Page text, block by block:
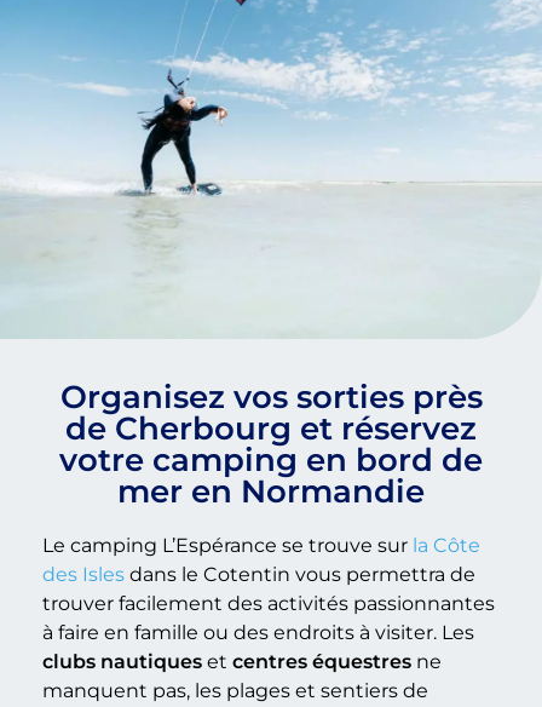
Organisez vos sorties près
de Cherbourg et réservez
votre camping en bord de
mer en Normandie
Le camping L’Espérance se trouve sur la Côte
des Isles dans le Cotentin vous permettra de
trouver facilement des activités passionnantes
à faire en famille ou des endroits à visiter. Les
clubs nautiques et centres équestres ne
manquent pas, les plages et sentiers de